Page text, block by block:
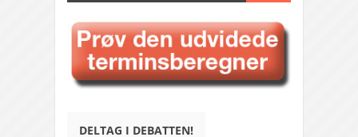
DELTAG I DEBATTEN!